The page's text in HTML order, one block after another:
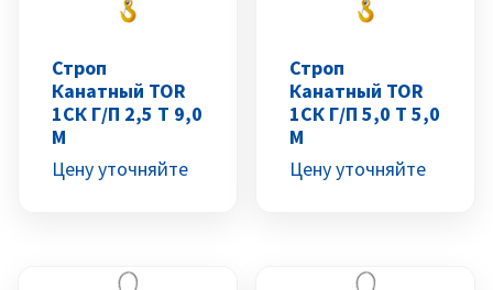
Строп
Канатный TOR
1СК Г/п 2,5 Т 9,0
М
Цену уточняйте
Строп
Канатный TOR
1СК Г/п 5,0 Т 5,0
М
Цену уточняйте